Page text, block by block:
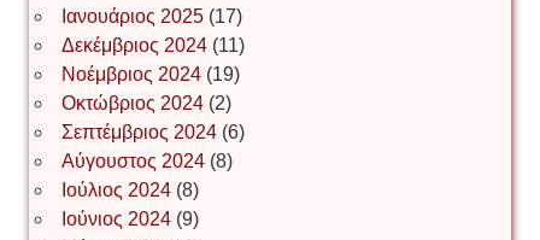
Ιωάννης Σ. Παπαφλωράτος
ΝΙΚΟΣ ΓΑΤΟΣ
Νίκος Λυγερός
Ιανουάριος 2025(17)
Δεκέμβριος 2024(11)
Νοέμβριος 2024(19)
Οκτώβριος 2024(2)
Σεπτέμβριος 2024(6)
Αύγουστος 2024(8)
Ιούλιος 2024(8)
Ιούνιος 2024(9)